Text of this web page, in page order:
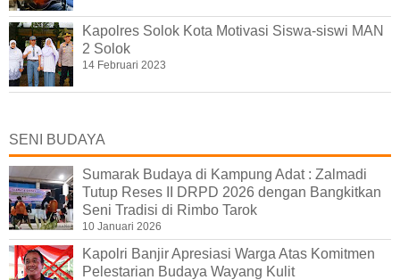
Kapolres Solok Kota Motivasi Siswa-siswi MAN
2 Solok
14 Februari 2023
SENI BUDAYA
Sumarak Budaya di Kampung Adat : Zalmadi
Tutup Reses II DRPD 2026 dengan Bangkitkan
Seni Tradisi di Rimbo Tarok
10 Januari 2026
Kapolri Banjir Apresiasi Warga Atas Komitmen
Pelestarian Budaya Wayang Kulit